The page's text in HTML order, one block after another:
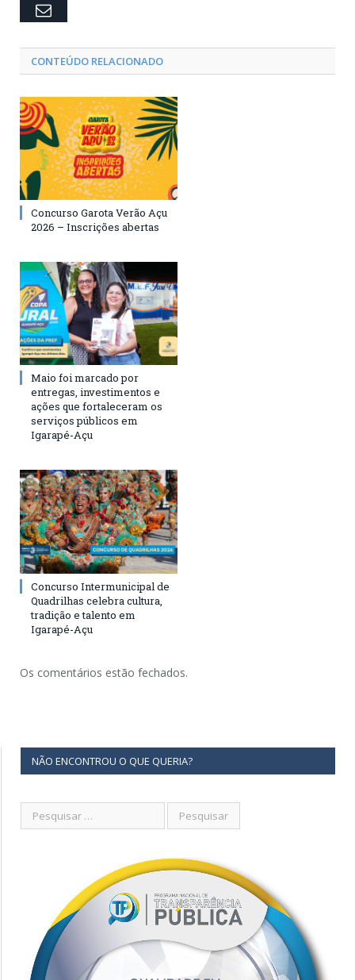
Email
CONTEÚDO RELACIONADO
Concurso Garota Verão Açu
2026 – Inscrições abertas
Maio foi marcado por
entregas, investimentos e
ações que fortaleceram os
serviços públicos em
Igarapé-Açu
Concurso Intermunicipal de
Quadrilhas celebra cultura,
tradição e talento em
Igarapé-Açu
Os comentários estão fechados.
NÃO ENCONTROU O QUE QUERIA?